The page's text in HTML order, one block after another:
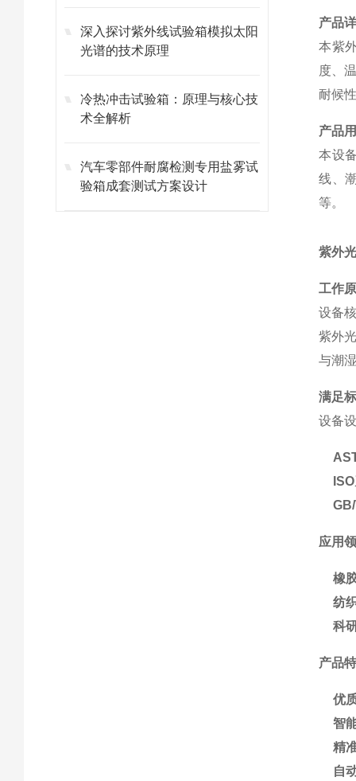
深入探讨紫外线试验箱模拟太阳
光谱的技术原理
冷热冲击试验箱：原理与核心技
术全解析
汽车零部件耐腐检测专用盐雾试
验箱成套测试方案设计
产品
本紫
度、
耐候
产品
本设
线、
等。
紫外
工作
设备
紫外
与潮
满足
设备
ISO
应用
橡
纺
科
产品
优
智
精
自